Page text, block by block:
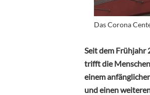
Das Corona
Seit dem Frühjahr
trifft die
einem
und einen